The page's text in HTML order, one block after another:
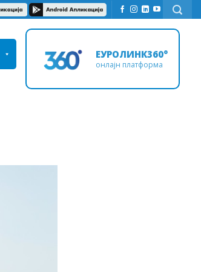
ЕУРОЛИНК360°
онлајн платформа